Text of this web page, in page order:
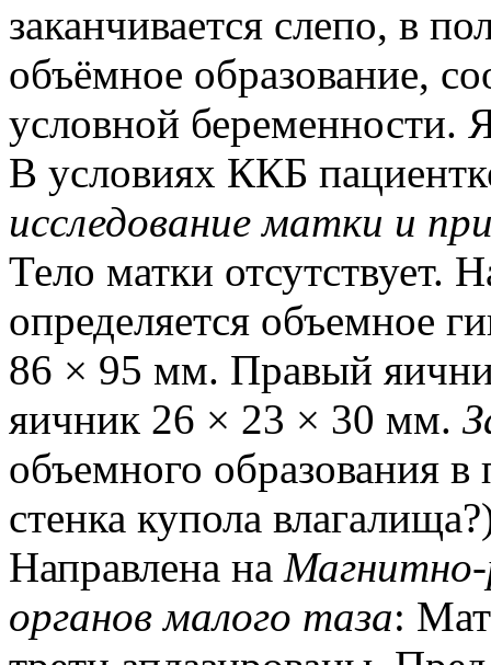
заканчивается слепо, в
объёмное образование,
условной беременности.
В условиях ККБ
исследование матки и
Тело матки отсутствует.
определяется объемное
86 × 95 мм. Правый
яичник 26 × 23 × 30 мм.
объемного образования
стенка купола
Направлена на
органов малого таза: